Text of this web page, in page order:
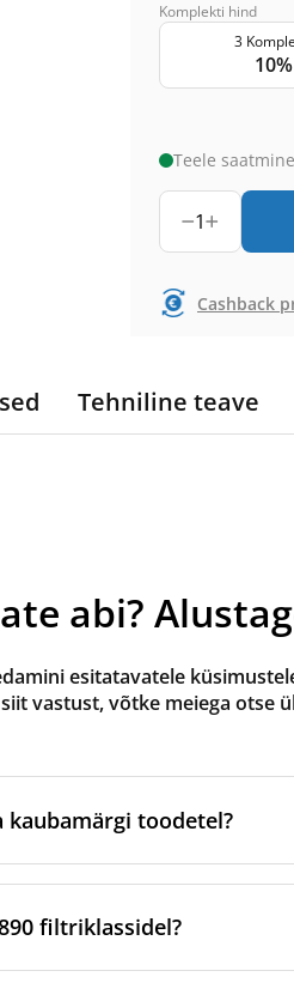
Komplekti hind
3
10%
Teele
1
Cashback
Tehniline teave
abi?
esitatavatele
vastust, võtke meiega otse
kaubamärgi toodetel?
Need vastavad
filtriklassidel?